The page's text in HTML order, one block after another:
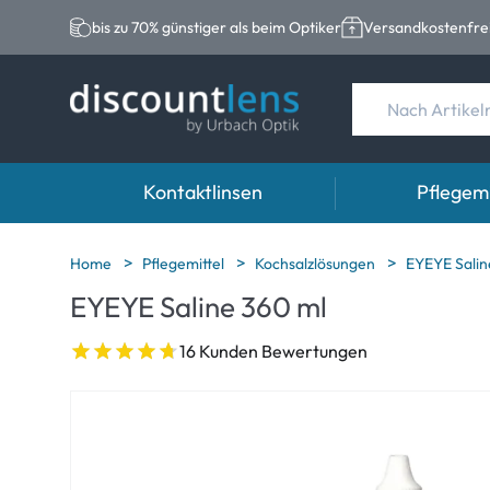
bis zu 70% günstiger als beim Optiker
Kontaktlinsen
Marken
Acuvue
Biotrue
Kategorie
Torische Linsen
Marken
EasySept
Opti-Free
Home Pflegemittel Kochsalzlösungen EYEYE
EYEYE Saline 360 ml
16 Kunden Bewertungen